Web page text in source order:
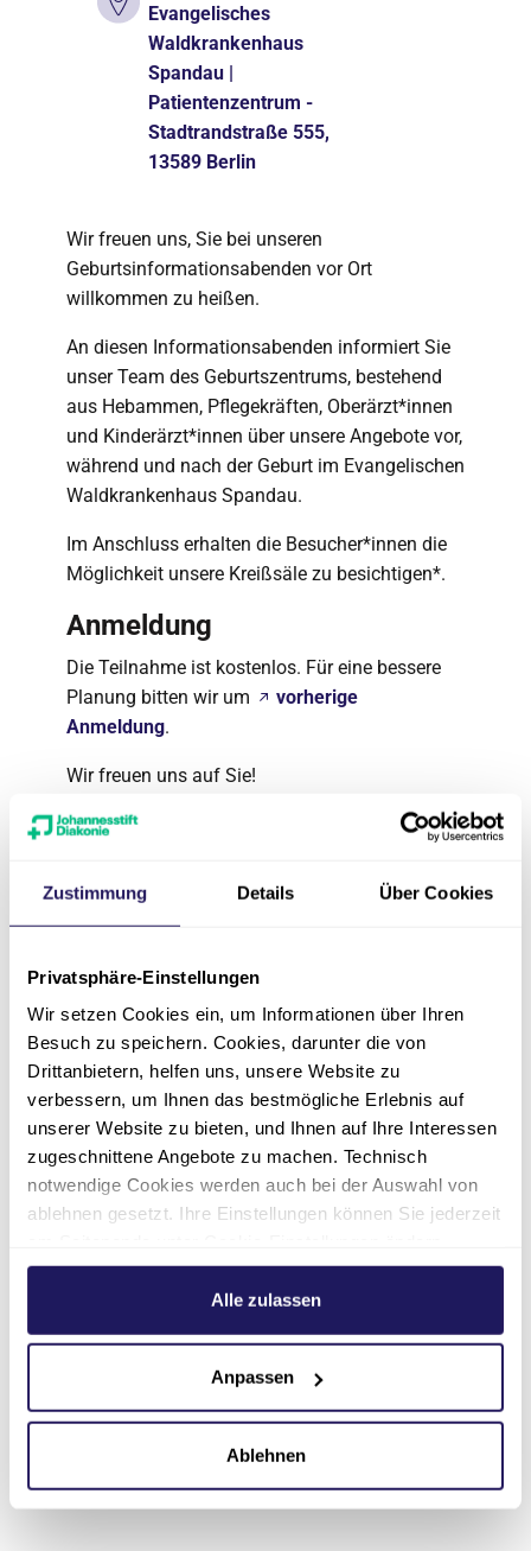
Zustimmung Details Über Cookies
Privatsphäre-Einstellungen
Wir setzen Cookies ein, um Informationen über Ihren
Besuch zu speichern. Cookies, darunter die von
Drittanbietern, helfen uns, unsere Website zu
verbessern, um Ihnen das bestmögliche Erlebnis auf
unserer Website zu bieten, und Ihnen auf Ihre Interessen
zugeschnittene Angebote zu machen. Technisch
notwendige Cookies werden auch bei der Auswahl von
ablehnen gesetzt. Ihre Einstellungen können Sie jederzeit
Weitere Informationen hierzu finden Sie in unserer
.Alle zulassen
Anpassen
Ablehnen
Evangelisches
Waldkrankenhaus
Spandau |
Patientenzentrum -
Stadtrandstraße 555,
13589 Berlin
Wir freuen uns, Sie bei unseren
Geburtsinformationsabenden vor Ort
willkommen zu heißen.
An diesen Informationsabenden informiert Sie
unser Team des Geburtszentrums, bestehend
aus Hebammen, Pflegekräften, Oberärzt*innen
und Kinderärzt*innen über unsere Angebote vor,
während und nach der Geburt im Evangelischen
Waldkrankenhaus Spandau.
Im Anschluss erhalten die Besucher*innen die
Möglichkeit unsere Kreißsäle zu besichtigen*.
Anmeldung
Die Teilnahme ist kostenlos. Für eine bessere
Planung bitten wir um
vorherige
Anmeldung.
Wir freuen uns auf Sie!
*Bitte beachten Sie, dass die Kreißsaalführung
möglich ist.
Das könnte Sie
auch interessieren
Veranstaltungen
Informieren Sie sich auf unseren
Veranstaltungen und Infoabenden für
Patient*innen und Angehörige.
Mehr erfahren
Hauses.
Mehr